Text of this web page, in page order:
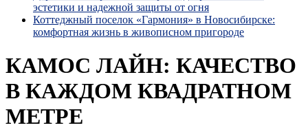
эстетики и надежной защиты от огня
Коттеджный поселок «Гармония» в Новосибирске:
комфортная жизнь в живописном пригороде
КАМОС ЛАЙН: КАЧЕСТВО
В КАЖДОМ КВАДРАТНОМ
МЕТРЕ